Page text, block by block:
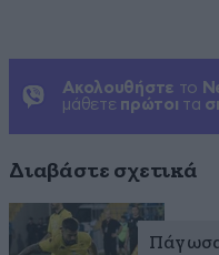
Ακολουθήστε το
μάθετε πρώτοι τα
Διαβάστε σχετικά